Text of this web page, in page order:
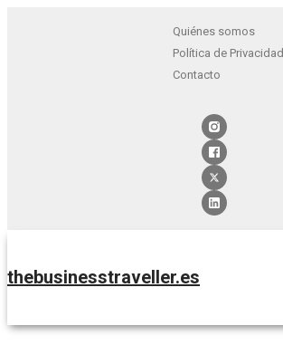
Quiénes somos
Política de Privacidad
Contacto
thebusinesstraveller.es